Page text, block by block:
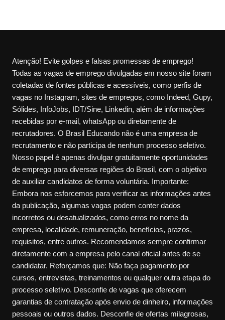
Atenção! Evite golpes e falsas promessas de emprego!
Todas as vagas de emprego divulgadas em nosso site foram
coletadas de fontes públicas e acessíveis, como perfis de
vagas no Instagram, sites de empregos, como Indeed, Gupy,
Sólides, InfoJobs, IDT/Sine, Linkedin, além de informações
recebidas por e-mail, whatsApp ou diretamente de
recrutadores. O Brasil Educando não é uma empresa de
recrutamento e não participa de nenhum processo seletivo.
Nosso papel é apenas divulgar gratuitamente oportunidades
de emprego para diversas regiões do Brasil, com o objetivo
de auxiliar candidatos de forma voluntária. Importante:
Embora nos esforcemos para verificar as informações antes
da publicação, algumas vagas podem conter dados
incorretos ou desatualizados, como erros no nome da
empresa, localidade, remuneração, benefícios, prazos,
requisitos, entre outros. Recomendamos sempre confirmar
diretamente com a empresa pelo canal oficial antes de se
candidatar. Reforçamos que: Não faça pagamento por
cursos, entrevistas, treinamentos ou qualquer outra etapa do
processo seletivo. Desconfie de vagas que oferecem
garantias de contratação após envio de dinheiro, informações
pessoais ou outros dados. Desconfie de ofertas milagrosas,